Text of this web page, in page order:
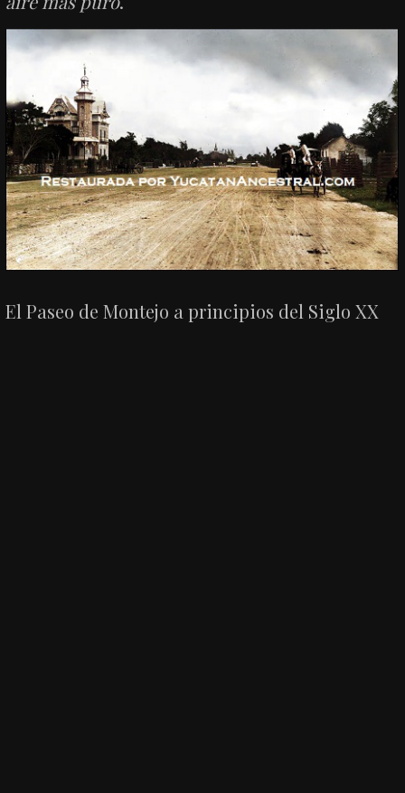
El Paseo de Montejo a principios del Siglo XX